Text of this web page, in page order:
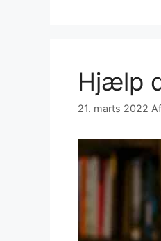
Hjælp
21. marts 2022 Af